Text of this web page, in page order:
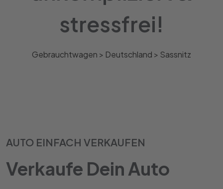
stressfrei!
Gebrauchtwagen > Deutschland > Sassnitz
AUTO EINFACH VERKAUFEN
Verkaufe Dein Auto